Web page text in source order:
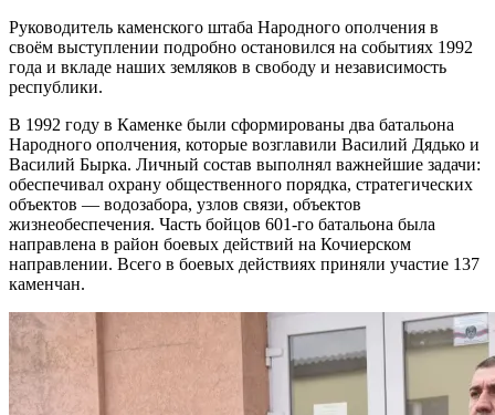
Руководитель каменского штаба Народного ополчения в
своём выступлении подробно остановился на событиях 1992
года и вкладе наших земляков в свободу и независимость
республики.
В 1992 году в Каменке были сформированы два батальона
Народного ополчения, которые возглавили Василий Дядько и
Василий Бырка. Личный состав выполнял важнейшие задачи:
обеспечивал охрану общественного порядка, стратегических
объектов — водозабора, узлов связи, объектов
жизнеобеспечения. Часть бойцов 601-го батальона была
направлена в район боевых действий на Кочиерском
направлении. Всего в боевых действиях приняли участие 137
каменчан.